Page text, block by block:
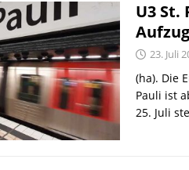
U3
23. Juli
(ha). Die
Pauli ist
25. Juli